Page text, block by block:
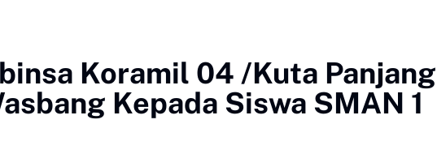
Koramil 04 /Kuta Panjang
Kepada Siswa SMAN 1